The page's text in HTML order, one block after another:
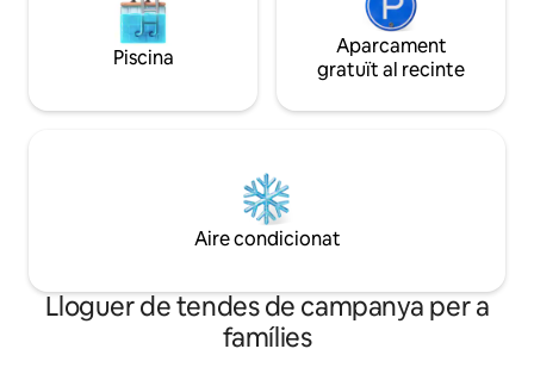
Piscina
Aparcament
gratuït al recinte
Aire condicionat
Lloguer de tendes de campanya per a
famílies